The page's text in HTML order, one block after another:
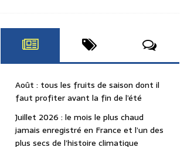
Août : tous les fruits de saison dont il
faut profiter avant la fin de l’été
Juillet 2026 : le mois le plus chaud
jamais enregistré en France et l’un des
plus secs de l’histoire climatique